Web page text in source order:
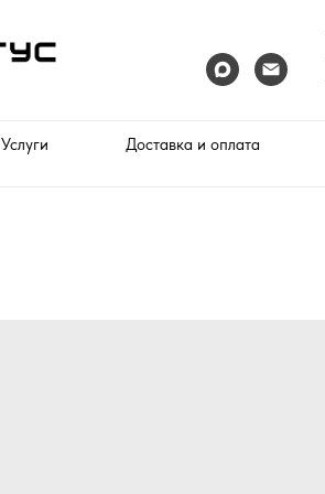
Услуги Доставка и оплата